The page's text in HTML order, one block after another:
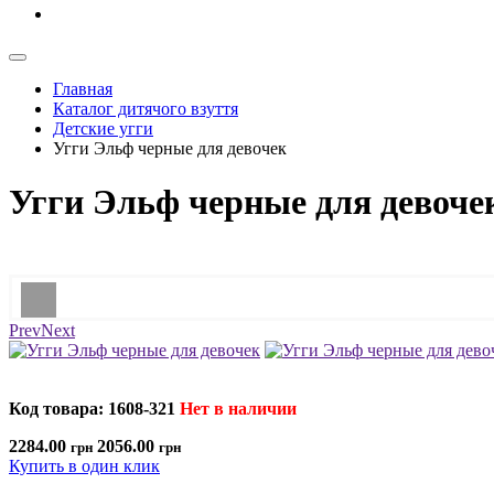
Главная
Каталог дитячого взуття
Детские угги
Угги Эльф черные для девочек
Угги Эльф черные для
PrevNext
Код товара: 1608-321 Нет в наличии
2284.00 грн 2056.00 грн
Купить в один клик